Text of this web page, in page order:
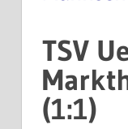
TSV
(1:1)